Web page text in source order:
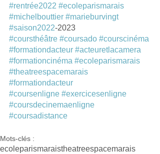
#rentrée2022 #ecoleparismarais
#michelbouttier #marieburvingt
#saison2022-2023
#coursthéâtre #coursado #courscinéma
#formationdacteur #acteuretlacamera
#formationcinéma #ecoleparismarais
#theatreespacemarais
#formationdacteur
#coursenligne #exercicesenligne
#coursdecinemaenligne
#coursadistance
Mots-clés :
ecoleparismaraistheatreespacemarais